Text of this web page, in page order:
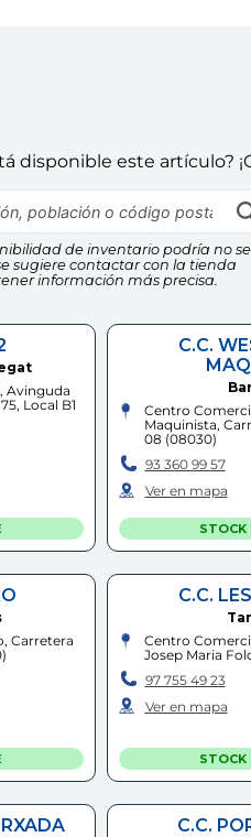
disponible este artículo?
de inventario podría no
sugiere contactar con la tienda
información más precisa.
Avinguda
Local B1
C.C.
Centro
Maquinista,
08 (08030)
93 360 99 57
Ver en mapa
STOCK
Carretera
)
C.C.
Centro
Josep Maria
97 755 49 23
Ver en mapa
STOCK
C.C.